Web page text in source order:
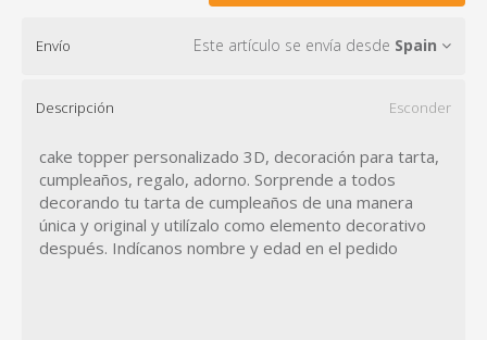
Envío Este artículo se envía desde Spain
Descripción Esconder
cake topper personalizado 3D, decoración para tarta,
cumpleaños, regalo, adorno. Sorprende a todos
decorando tu tarta de cumpleaños de una manera
única y original y utilízalo como elemento decorativo
después. Indícanos nombre y edad en el pedido